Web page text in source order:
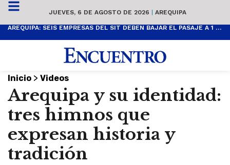
JUEVES, 6 DE AGOSTO DE 2026 | AREQUIPA
AREQUIPA: SEIS EMPRESAS DEL SIT DEBEN BAJAR EL PASAJE A 1 SOL
Inicio > Videos
Arequipa y su identidad:
tres himnos que
expresan historia y
tradición